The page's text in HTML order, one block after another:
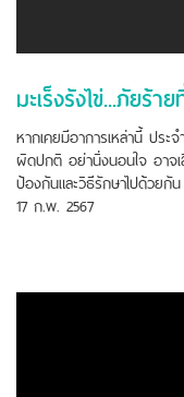
มะเร็งรังไข่...ภัยร้
หากเคยมีอาการเหล่านี้ ปร
ผิดปกติ อย่านิ่งนอนใจ อาจเ
ป้องกันและวิธีรักษาไปด้วยกัน
17 ก.พ. 2567